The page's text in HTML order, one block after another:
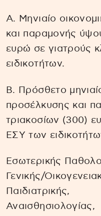
Α. Μηνιαίο
και παραμονής
ευρώ σε γιατρούς
ειδικοτήτων.
Β. Πρόσθετο
προσέλκυσης και
τριακοσίων (300)
ΕΣΥ των
Εσωτερικής
Γενικής/
Παιδιατρικής,
Αναισθησιολογίας,